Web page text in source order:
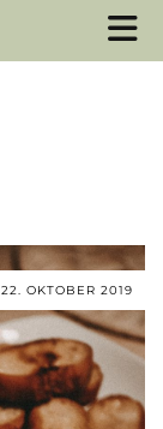
22. OKTOBER 2019